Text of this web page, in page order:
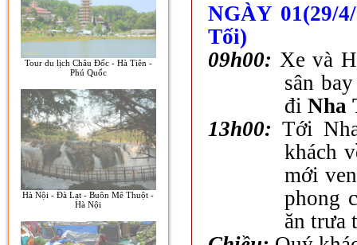
Tour du lịch Châu Đốc - Hà Tiên -
Phú Quốc
Hà Nội - Đà Lạt - Buôn Mê Thuột -
Hà Nội
NGÀY 01(29/
Tối)
09h00: Xe và
sân
đi Nha
13h00:Tới
khách
mới
phong
ăn trưa